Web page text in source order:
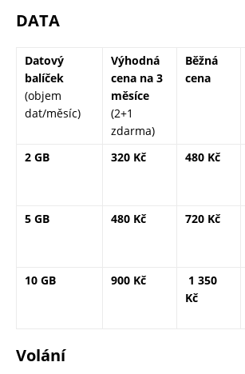
DATA
Datový
balíček
(objem
dat/měsíc)
Výhodná
cena na 3
měsíce
(2+1
zdarma)
Běžná
cena
2 GB 320 Kč 480 Kč
5 GB
480 Kč 720 Kč
10 GB
900 Kč
1 350
Kč
Volání